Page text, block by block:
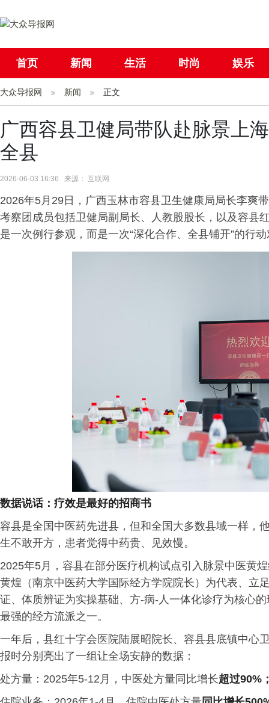
首页 新闻 生活 时尚 娱乐
社会 国际
大众导报网 新闻 正文
广西容县卫健局带队赴脉景上
全县
2026-06-03 16:36 来源： 互联网
2026年5月29日，广西玉林市容县卫生健康局局长李爽
考察团成员包括卫健局副局长、人教股股长，以及容县
是一次例行参观，而是一次“深化合作、全县铺开”的行
数据说话：疗效是最好的招商书
容县是全国中医药先进县，但和全国大多数县域一样，
生不敢开方，患者觉得中药贵、见效慢。
2025年5月，容县在部分医疗机构试点引入脉景中医黄
黄煌（南京中医药大学国际经方学院院长）为代表、立
证、体质辨证为实操基础、方-病-人一体化诊疗为核心
最强的经方流派之一。
一年后，县红十字会医院陆展昭院长、容县县底镇中心
报时分别亮出了一组让全场安静的数据：
处方量：2025年5-12月，中医处方量同比增长超过90%